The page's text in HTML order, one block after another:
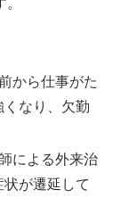
から仕事がた
くなり、欠勤
による外来治
が遷延して